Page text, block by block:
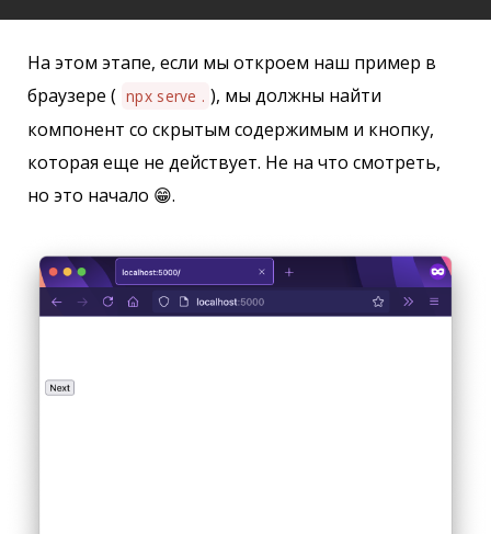
На этом этапе, если мы откроем наш пример в
браузере ( npx serve . ), мы должны найти
компонент со скрытым содержимым и кнопку,
которая еще не действует. Не на что смотреть,
но это начало 😁.